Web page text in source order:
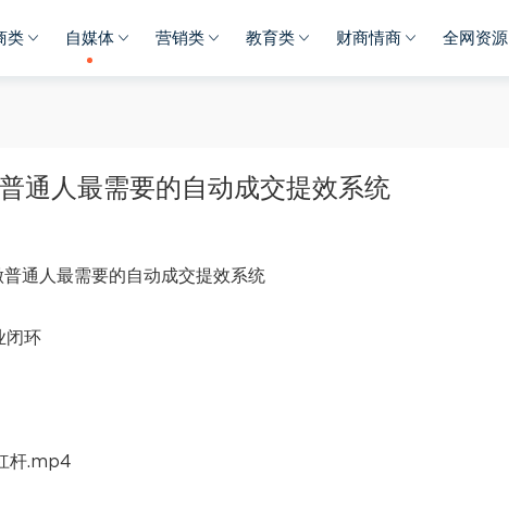
类 自媒体 营销类 教育类 财商情商 全网资源
通人最需要的自动成交提效系统
闭环
杆.mp4